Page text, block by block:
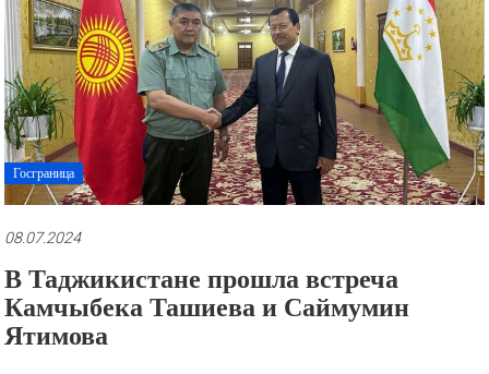
рекламные
ролики
и
презентации.
Госграница
08.07.2024
В Таджикистане прошла встреча
Камчыбека Ташиева и Саймумин
Ятимова